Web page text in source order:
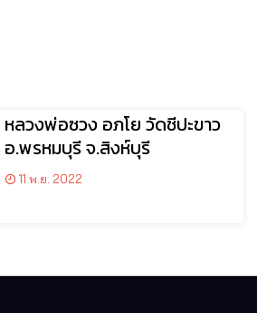
หลวงพ่อซวง อภโย วัดชีปะขาว
อ.พรหมบุรี จ.สิงห์บุรี
11 พ.ย. 2022